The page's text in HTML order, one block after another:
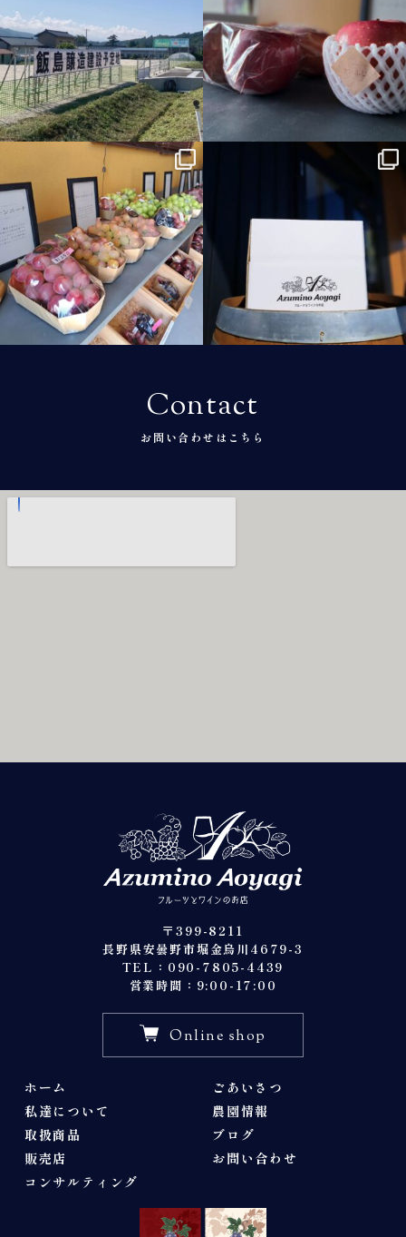
11月 17
azumino.aoyagi
10月 14
azumino.aoyagi
10月 5
Contact
お問い合わせはこちら
〒399-8211
長野県安曇野市堀金烏川4679-3
TEL：090-7805-4439
営業時間：9:00-17:00
Online shop
ホーム
私達について
取扱商品
販売店
コンサルティング
ごあいさつ
農園情報
ブログ
お問い合わせ